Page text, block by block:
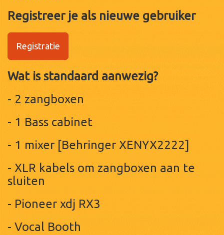
Registreer je als nieuwe gebruiker
Registratie
Wat is standaard aanwezig?
- 2 zangboxen
- 1 Bass cabinet
- 1 mixer [Behringer XENYX2222]
- XLR kabels om zangboxen aan te
sluiten
- Pioneer xdj RX3
- Vocal Booth